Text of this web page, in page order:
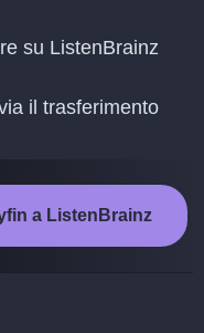
su ListenBrainz
il trasferimento
a ListenBrainz